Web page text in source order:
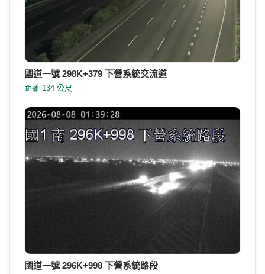
國道一號 298K+379 下營系統交流道
距離 134 公尺
國道一號 296K+998 下營系統路段